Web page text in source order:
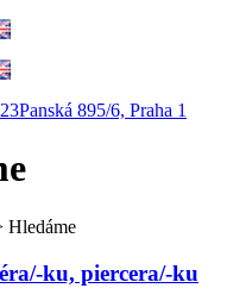
Panská 895/6, Praha 1
Hledáme
ku, piercera/-ku